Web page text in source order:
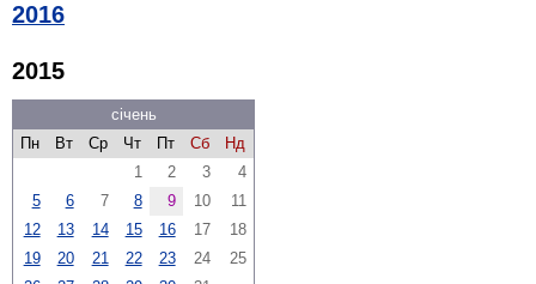
2016
2015
січень
Пн
Вт Ср Чт Пт Сб
Нд
1
2 3
4
5
6 7 8 9 10
11
12
13 14 15 16 17
18
19
20 21 22 23 24
25